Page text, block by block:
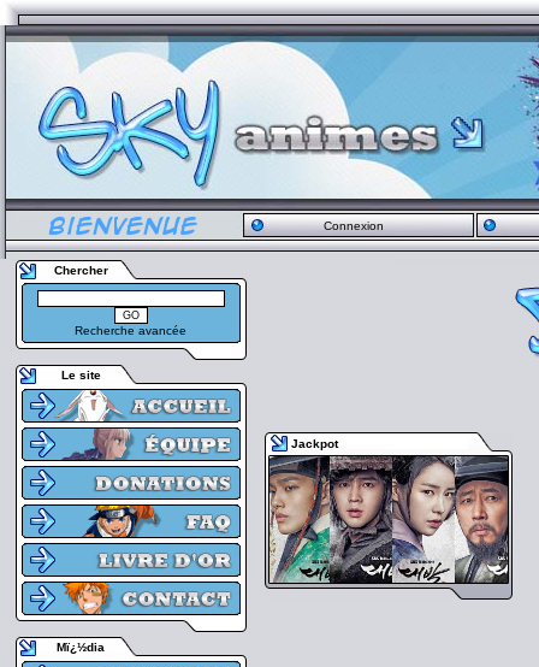
Connexion
Chercher
Recherche avancée
Le site
Mï¿½dia
Jackpot